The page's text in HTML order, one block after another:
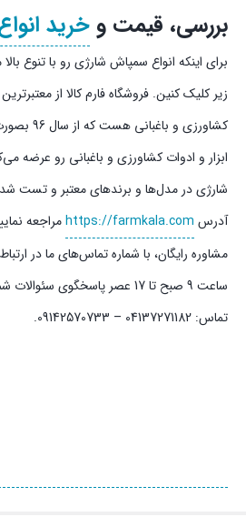
بررسی، قیمت و خرید
برای اینکه انواع سمپاش شارژی رو با تنوع
زیر کلیک کنین. فروشگاه فارم کالا از
کشاورزی و
ابزار و ادوات کشاورزی و باغبانی رو عرضه
شارژی در مدل‌ها و برندهای معتبر و تست
آدرس https://farmkala.comمراجعه
مشاوره رایگان، با شماره تماس‌های ما در
ساعت 9 صبح تا 17 عصر پاسخگوی
تماس:‌ 04137271182 – 09142570733.